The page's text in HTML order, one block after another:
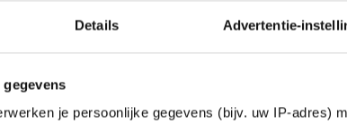
Details Advertentie-
je persoonlijke gegevens (bijv. uw IP-adres)